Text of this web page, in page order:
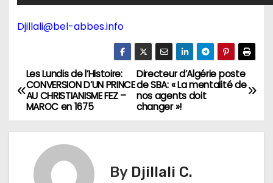
Djillali@bel-abbes.info
N
a
v
Directeur d’Algérie poste
de SBA: « La mentalité de
nos agents doit
changer »!
Les Lundis de l’Histoire:
CONVERSION D’UN PRINCE
AU CHRISTIANISME FEZ –
MAROC en 1675
By Djillali C.